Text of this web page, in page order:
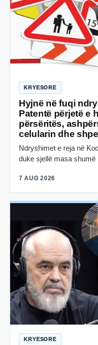
KRYESORE
Hyjnë në fuqi
Patentë përjetë e
përsëritës,
celularin dhe
Ndryshimet e reja në
duke sjellë masa
7 AUG 2026
KRYESORE